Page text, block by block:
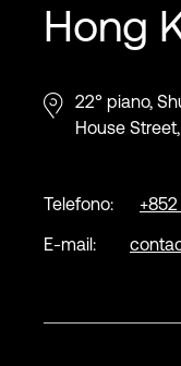
Hong
22° piano,
House
Telefono:
E-mail: